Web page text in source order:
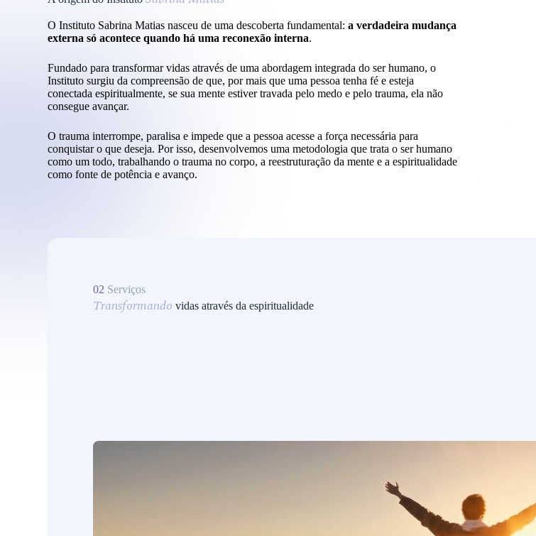
O Instituto Sabrina Matias nasceu de uma descoberta fundamental:a verdadeira mudança
externa só acontece quando há uma reconexão interna.
Fundado para transformar vidas através de uma abordagem integrada do ser humano, o
Instituto surgiu da compreensão de que, por mais que uma pessoa tenha fé e esteja
conectada espiritualmente, se sua mente estiver travada pelo medo e pelo trauma, ela não
consegue avançar.
O trauma interrompe, paralisa e impede que a pessoa acesse a força necessária para
conquistar o que deseja. Por isso, desenvolvemos uma metodologia que trata o ser humano
como um todo, trabalhando o trauma no corpo, a reestruturação da mente e a espiritualidade
como fonte de potência e avanço.
02 Serviços
Transformando vidas através da espiritualidade